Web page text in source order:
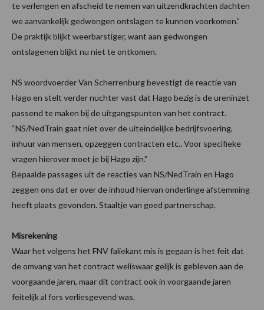
te verlengen en afscheid te nemen van uitzendkrachten dachten
we aanvankelijk gedwongen ontslagen te kunnen voorkomen.”
De praktijk blijkt weerbarstiger, want aan gedwongen
ontslagenen blijkt nu niet te ontkomen.
NS woordvoerder Van Scherrenburg bevestigt de reactie van
Hago en stelt verder nuchter vast dat Hago bezig is de ureninzet
passend te maken bij de uitgangspunten van het contract.
“NS/NedTrain gaat niet over de uiteindelijke bedrijfsvoering,
inhuur van mensen, opzeggen contracten etc.. Voor specifieke
vragen hierover moet je bij Hago zijn.”
Bepaalde passages uit de reacties van NS/NedTrain en Hago
zeggen ons dat er over de inhoud hiervan onderlinge afstemming
heeft plaats gevonden. Staaltje van goed partnerschap.
Misrekening
Waar het volgens het FNV faliekant mis is gegaan is het feit dat
de omvang van het contract weliswaar gelijk is gebleven aan de
voorgaande jaren, maar dit contract ook in voorgaande jaren
feitelijk al fors verliesgevend was.